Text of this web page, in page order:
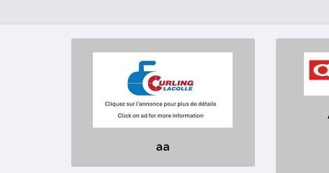
aa
aa
Aucune description